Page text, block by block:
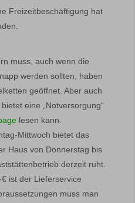
Freizeitbeschäftigung hat
muss, auch wenn die
werden sollten, haben
geöffnet. Aber auch
eine „Notversorgung“
lesen kann.
Mittwoch bietet das
Haus von Donnerstag bis
derzeit ruht.
ist der Lieferservice
muss man